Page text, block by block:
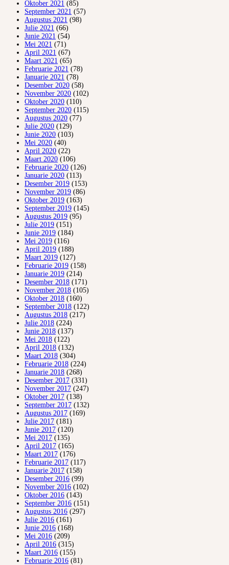
Oktober 2021 (85)
September 2021 (57)
Augustus 2021 (98)
Julie 2021 (66)
Junie 2021 (54)
Mei 2021 (71)
April 2021 (67)
Maart 2021 (65)
Februarie 2021 (78)
Januarie 2021 (78)
Desember 2020 (58)
November 2020 (102)
Oktober 2020 (110)
September 2020 (115)
Augustus 2020 (77)
Julie 2020 (129)
Junie 2020 (103)
Mei 2020 (40)
April 2020 (22)
Maart 2020 (106)
Februarie 2020 (126)
Januarie 2020 (113)
Desember 2019 (153)
November 2019 (86)
Oktober 2019 (163)
September 2019 (145)
Augustus 2019 (95)
Julie 2019 (151)
Junie 2019 (184)
Mei 2019 (116)
April 2019 (188)
Maart 2019 (127)
Februarie 2019 (158)
Januarie 2019 (214)
Desember 2018 (171)
November 2018 (105)
Oktober 2018 (160)
September 2018 (122)
Augustus 2018 (217)
Julie 2018 (224)
Junie 2018 (137)
Mei 2018 (122)
April 2018 (132)
Maart 2018 (304)
Februarie 2018 (224)
Januarie 2018 (268)
Desember 2017 (331)
November 2017 (247)
Oktober 2017 (138)
September 2017 (132)
Augustus 2017 (169)
Julie 2017 (181)
Junie 2017 (120)
Mei 2017 (135)
April 2017 (165)
Maart 2017 (176)
Februarie 2017 (117)
Januarie 2017 (158)
Desember 2016 (99)
November 2016 (102)
Oktober 2016 (143)
September 2016 (151)
Augustus 2016 (297)
Julie 2016 (161)
Junie 2016 (168)
Mei 2016 (209)
April 2016 (315)
Maart 2016 (155)
Februarie 2016 (81)